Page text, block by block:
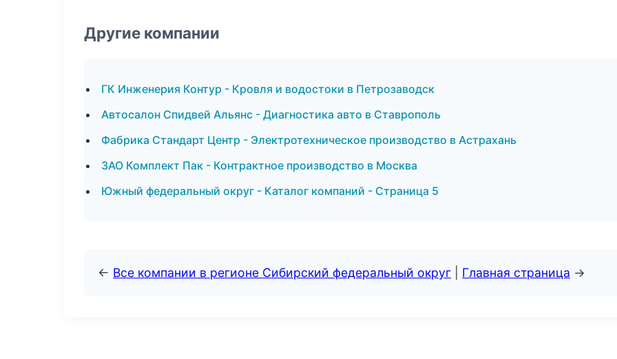
Другие компании
ГК Инженерия Контур - Кровля и водостоки в Петрозаводск
Автосалон Спидвей Альянс - Диагностика авто в Ставрополь
Фабрика Стандарт Центр - Электротехническое производство в Астрахань
ЗАО Комплект Пак - Контрактное производство в Москва
Южный федеральный округ - Каталог компаний - Страница 5
← Все компании в регионе Сибирский федеральный округ Главная страница →